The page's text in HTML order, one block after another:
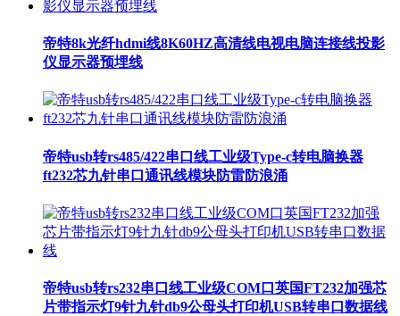
帝特8k光纤hdmi线8K60HZ高清线电视电脑连接线投影
仪显示器预埋线
帝特usb转rs485/422串口线工业级Type-c转电脑换器
ft232芯九针串口通讯线模块防雷防浪涌
帝特usb转rs232串口线工业级COM口英国FT232加强芯
片带指示灯9针九针db9公母头打印机USB转串口数据线